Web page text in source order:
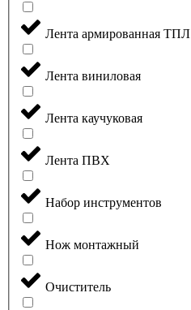
Лента армированная ТПЛ
Лента виниловая
Лента каучуковая
Лента ПВХ
Набор инструментов
Нож монтажный
Очиститель